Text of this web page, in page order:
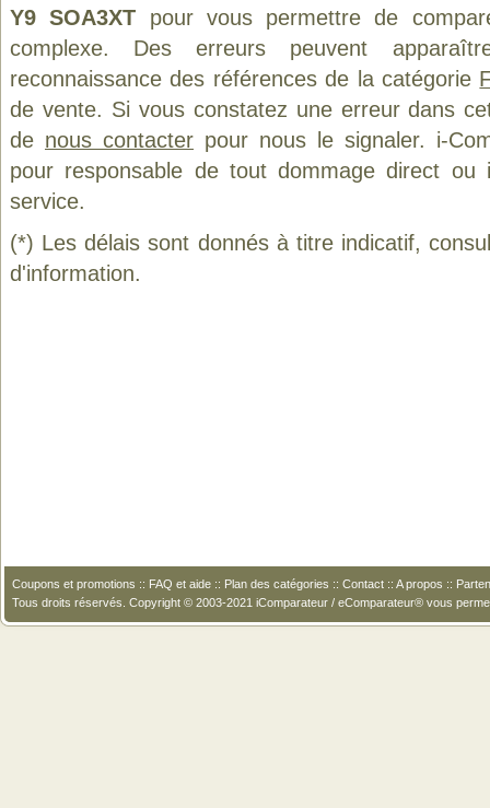
Y9 SOA3XT pour vous permettre de
complexe. Des erreurs peuvent
reconnaissance des références de la catégorie
de vente. Si vous constatez une erreur dans
de nous contacter pour nous le signaler. i-
pour responsable de tout dommage direct
service.
(*) Les délais sont donnés à titre indicatif,
d'information.
Coupons et promotions :: FAQ et aide :: Plan des catégories :: Contact :: A propos ::
Tous droits réservés. Copyright © 2003-2021 iComparateur / eComparateur® vous